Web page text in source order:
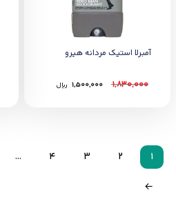
آمبرلا استیک مردانه هیرو
1,830,000
1,500,000 ﷼
1
2
3
4
…
←